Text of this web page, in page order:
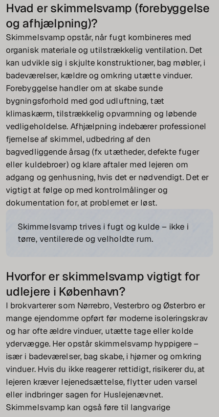
Hvad er skimmelsvamp (forebyggelse
og afhjælpning)?
Skimmelsvamp opstår, når fugt kombineres med
organisk materiale og utilstrækkelig ventilation. Det
kan udvikle sig i skjulte konstruktioner, bag møbler, i
badeværelser, kældre og omkring utætte vinduer.
Forebyggelse handler om at skabe sunde
bygningsforhold med god udluftning, tæt
klimaskærm, tilstrækkelig opvarmning og løbende
vedligeholdelse. Afhjælpning indebærer professionel
fjernelse af skimmel, udbedring af den
bagvedliggende årsag (fx utætheder, defekte fuger
eller kuldebroer) og klare aftaler med lejeren om
adgang og genhusning, hvis det er nødvendigt. Det er
vigtigt at følge op med kontrolmålinger og
dokumentation for, at problemet er løst.
Skimmelsvamp trives i fugt og kulde – ikke i
tørre, ventilerede og velholdte rum.
Hvorfor er skimmelsvamp vigtigt for
udlejere i København?
I brokvarterer som Nørrebro, Vesterbro og Østerbro er
mange ejendomme opført før moderne isoleringskrav
og har ofte ældre vinduer, utætte tage eller kolde
ydervægge. Her opstår skimmelsvamp hyppigere –
især i badeværelser, bag skabe, i hjørner og omkring
vinduer. Hvis du ikke reagerer rettidigt, risikerer du, at
lejeren kræver lejenedsættelse, flytter uden varsel
eller indbringer sagen for Huslejenævnet.
Skimmelsvamp kan også føre til langvarige